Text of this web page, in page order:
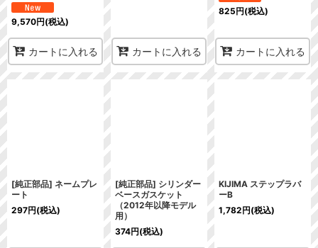
9,570円(税込)
カートに入れる カートに入れる
825円(税込)
カートに入れる
[純正部品] ネームプレ
ート
297円(税込)
[純正部品] シリンダー
ベースガスケット
（2012年以降モデル
用）
374円(税込)
KIJIMA ステップラバ
ーB
1,782円(税込)